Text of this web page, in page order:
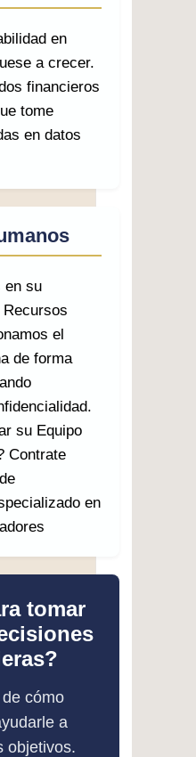
en
a crecer.
financieros
tome
en datos
en su
Recursos
el
de forma
su Equipo
Contrate
en
tomar
cómo
a
objetivos.